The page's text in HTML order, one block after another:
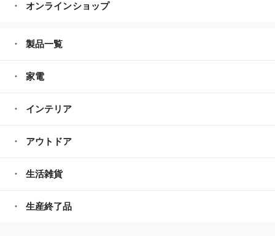
オンラインショップ
製品一覧
家電
インテリア
アウトドア
生活雑貨
生産終了品